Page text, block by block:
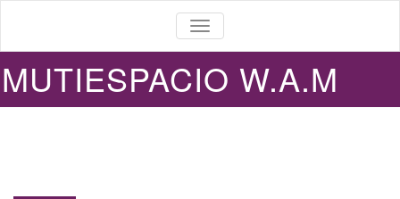
ALTERNAR
LA
NAVEGACIÓN
MUTIESPACIO W.A.M